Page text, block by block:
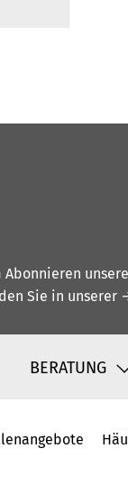
Sie in unserer
BERATUNG